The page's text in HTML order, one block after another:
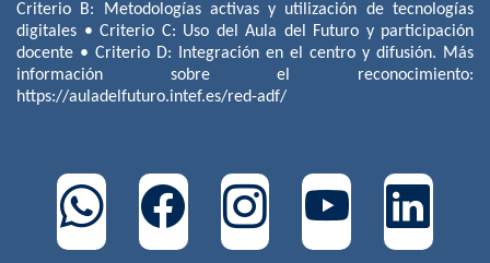
Criterio B: Metodologías activas y utilización de tecnologías
digitales • Criterio C: Uso del Aula del Futuro y participación
docente • Criterio D: Integración en el centro y difusión. Más
información sobre el reconocimiento:
https://auladelfuturo.intef.es/red-adf/